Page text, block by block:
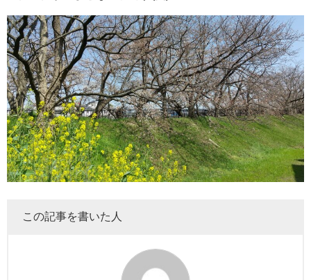
この記事を書いた人